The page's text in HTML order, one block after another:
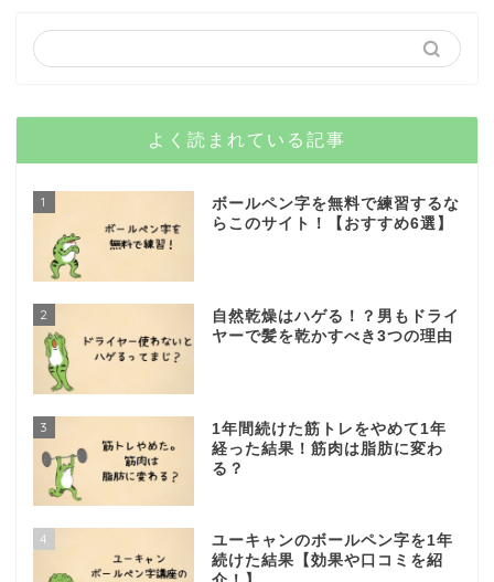
よく読まれている記事
1
ボールペン字を無料で練習するな
らこのサイト！【おすすめ6選】
2
自然乾燥はハゲる！？男もドライ
ヤーで髪を乾かすべき3つの理由
3
1年間続けた筋トレをやめて1年
経った結果！筋肉は脂肪に変わ
る？
4
ユーキャンのボールペン字を1年
続けた結果【効果や口コミを紹